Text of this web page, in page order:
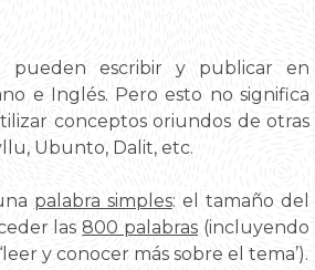
pueden escribir y publicar en
e Inglés. Pero esto no significa
conceptos oriundos de otras
Ubunto, Dalit, etc.
palabra simples: el tamaño del
las800 palabras (incluyendo
y conocer más sobre el tema’).